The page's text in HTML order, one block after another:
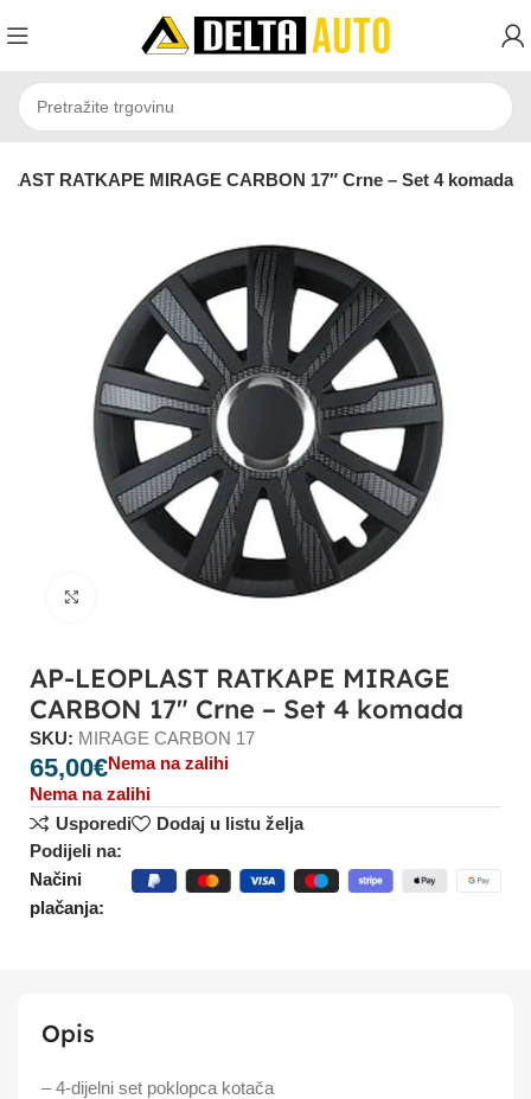
RATKAPE MIRAGE CARBON 17″ Crne – Set 4 komada
Click to enlarge
AP-LEOPLAST RATKAPE MIRAGE
CARBON 17″ Crne – Set 4 komada
SKU: MIRAGE CARBON 17
65,00€Nema na zalihi
Nema na zalihi
Usporedi
Dodaj u listu želja
Podijeli na:
Načini
plačanja:
Opis
– 4-dijelni set poklopca kotača